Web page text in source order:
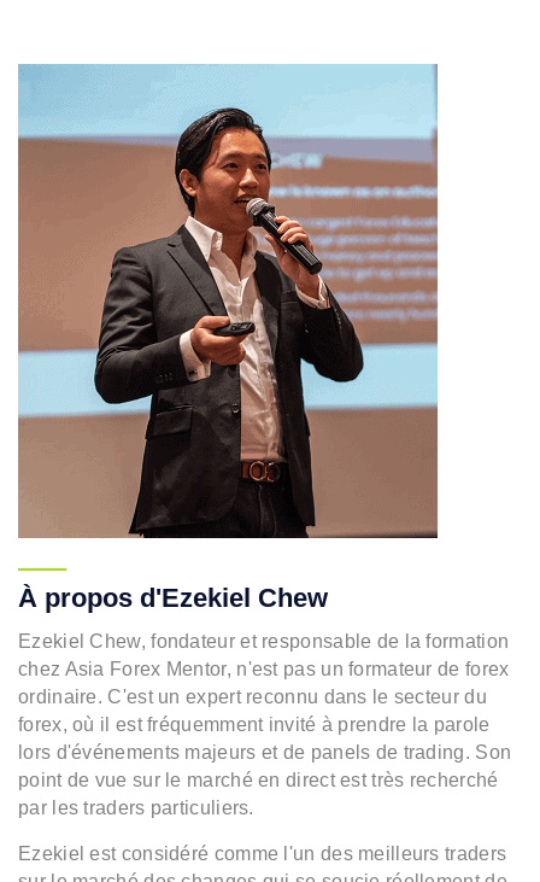
À propos d'Ezekiel Chew
Ezekiel Chew, fondateur et responsable de la formation
chez Asia Forex Mentor, n'est pas un formateur de forex
ordinaire. C'est un expert reconnu dans le secteur du
forex, où il est fréquemment invité à prendre la parole
lors d'événements majeurs et de panels de trading. Son
point de vue sur le marché en direct est très recherché
par les traders particuliers.
Ezekiel est considéré comme l'un des meilleurs traders